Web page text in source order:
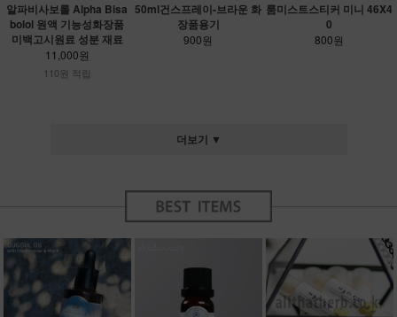
알파비사보롤 Alpha Bisa
bolol 원액 기능성화장품
미백고시원료 성분 재료
11,000원
110원 적립
50ml건스프레이-브라운 화
장품용기
900원
룸미스트스티커 미니 46X4
0
800원
더보기 ▼